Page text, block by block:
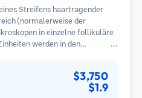
Streifens haartragender
(normalerweise der
in einzelne follikuläre
werden in den
$3,750
$1.9